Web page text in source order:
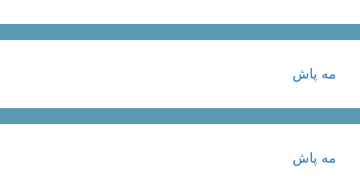
مه پاش
مه پاش